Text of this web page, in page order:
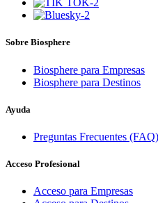
Sobre Biosphere
Biosphere para Empresas
Biosphere para Destinos
Ayuda
Preguntas Frecuentes (FAQ)
Acceso Profesional
Acceso para Empresas